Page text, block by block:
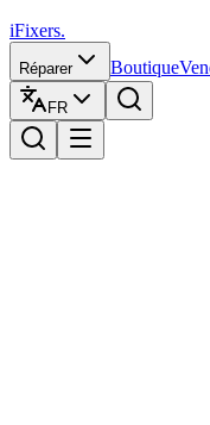
iFixers.
Réparer Boutique
FR